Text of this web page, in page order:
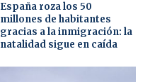
España roza los 50
millones de habitantes
gracias a la inmigración: la
natalidad sigue en caída